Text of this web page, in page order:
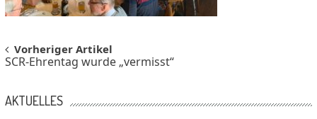
Post
navigation
Vorheriger Artikel
SCR-Ehrentag wurde „vermisst“
AKTUELLES